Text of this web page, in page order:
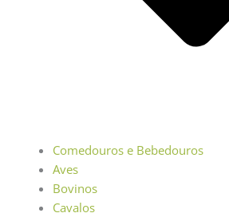
Comedouros e Bebedouros
Aves
Bovinos
Cavalos